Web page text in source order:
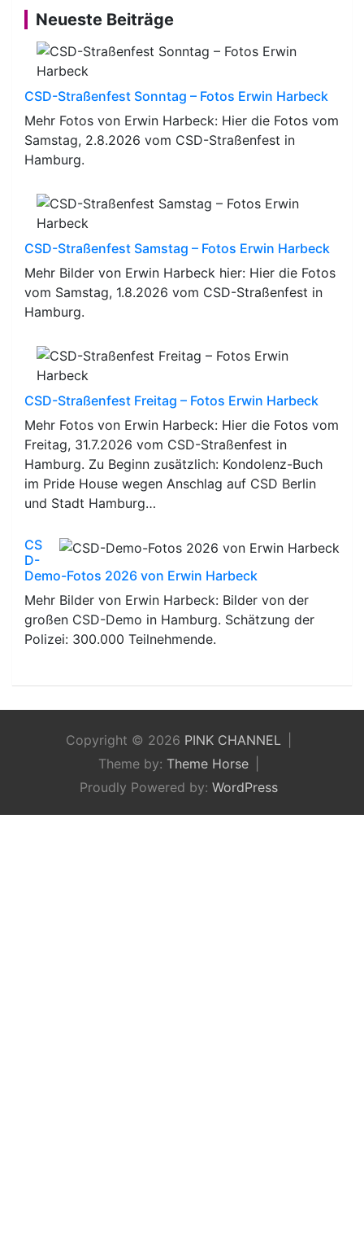
Neueste Beiträge
CSD-Straßenfest Sonntag – Fotos Erwin Harbeck
Mehr Fotos von Erwin Harbeck: Hier die Fotos vom
Samstag, 2.8.2026 vom CSD-Straßenfest in
Hamburg.
CSD-Straßenfest Samstag – Fotos Erwin Harbeck
Mehr Bilder von Erwin Harbeck hier: Hier die Fotos
vom Samstag, 1.8.2026 vom CSD-Straßenfest in
Hamburg.
CSD-Straßenfest Freitag – Fotos Erwin Harbeck
Mehr Fotos von Erwin Harbeck: Hier die Fotos vom
Freitag, 31.7.2026 vom CSD-Straßenfest in
Hamburg. Zu Beginn zusätzlich: Kondolenz-Buch
im Pride House wegen Anschlag auf CSD Berlin
und Stadt Hamburg…
CS
D-
Demo-Fotos 2026 von Erwin Harbeck
Mehr Bilder von Erwin Harbeck: Bilder von der
großen CSD-Demo in Hamburg. Schätzung der
Polizei: 300.000 Teilnehmende.
Copyright © 2026 PINK CHANNEL
Theme by: Theme Horse
Proudly Powered by: WordPress